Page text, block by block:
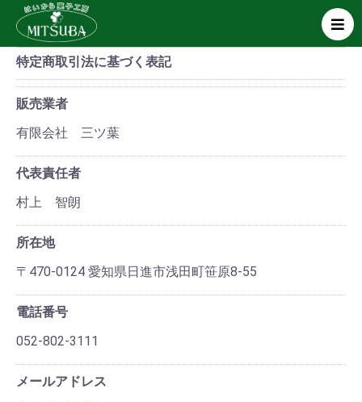
特定商取引法に基づく表記
販売業者
有限会社 三ツ葉
代表責任者
村上 智朗
所在地
〒470-0124 愛知県日進市浅田町笹原8-55
電話番号
052-802-3111
メールアドレス